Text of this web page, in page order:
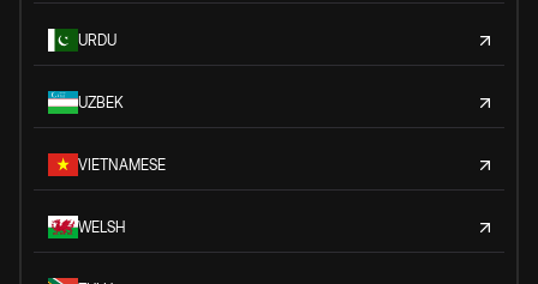
URDU
UZBEK
VIETNAMESE
WELSH